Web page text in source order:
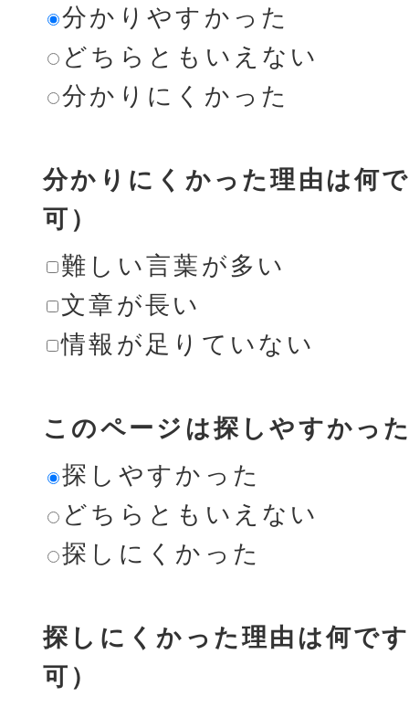
分かりやすかった
どちらともいえない
分かりにくかった
分かりにくかった理由は何
可）
難しい言葉が多い
文章が長い
情報が足りていない
このページは探しやすかっ
探しやすかった
どちらともいえない
探しにくかった
探しにくかった理由は何で
可）